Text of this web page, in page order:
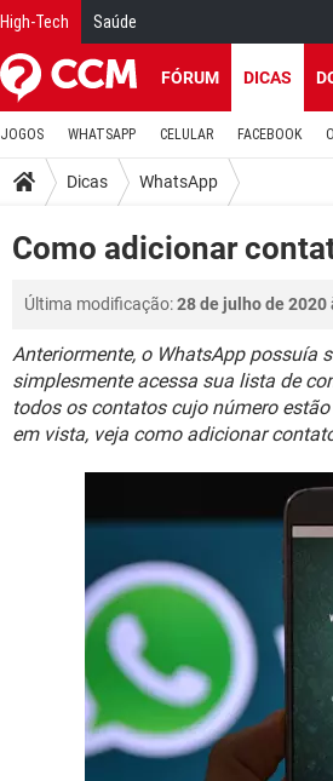
High-Tech Saúde
FÓRUM DICAS
JOGOS WHATSAPP CELULAR FACEBOOK
Dicas WhatsApp
Como adicionar
Última modificação:28 de julho de 2020
Anteriormente, o WhatsApp possuía
simplesmente acessa sua lista de
todos os contatos cujo número
em vista, veja como adicionar